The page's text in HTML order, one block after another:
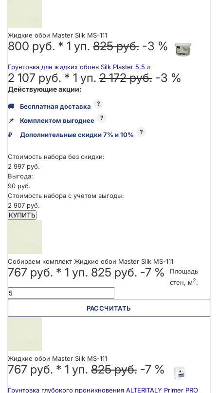
Жидкие обои Master Silk MS-111
800 руб. * 1 уп. 825 руб. -3 %
Грунтовка для жидких обоев Silk Plaster 5,5 л
2 107 руб. * 1 уп. 2 172 руб. -3 %
Действующие акции:
🚚 Бесплатная доставка ?
📌 Комплектом выгоднее ?
₽ Дополнительные скидки 7% и 10% ?
Стоимость набора без скидки:
2 997 руб.
Выгода:
90 руб.
Стоимость набора с учетом выгоды:
2 907 руб.
КУПИТЬ
Собираем комплект Жидкие обои Master Silk MS-111
767 руб. * 1 уп. 825 руб. -7 %
Площадь
стен, м2:
РАССЧИТАТЬ
Жидкие обои Master Silk MS-111
767 руб. * 1 уп. 825 руб. -7 %
Грунтовка глубокого проникновения ALTERITALY Primer PRO